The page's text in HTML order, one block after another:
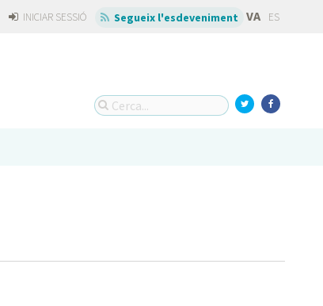
INICIAR SESSIÓ Segueix l'esdeveniment VA ES